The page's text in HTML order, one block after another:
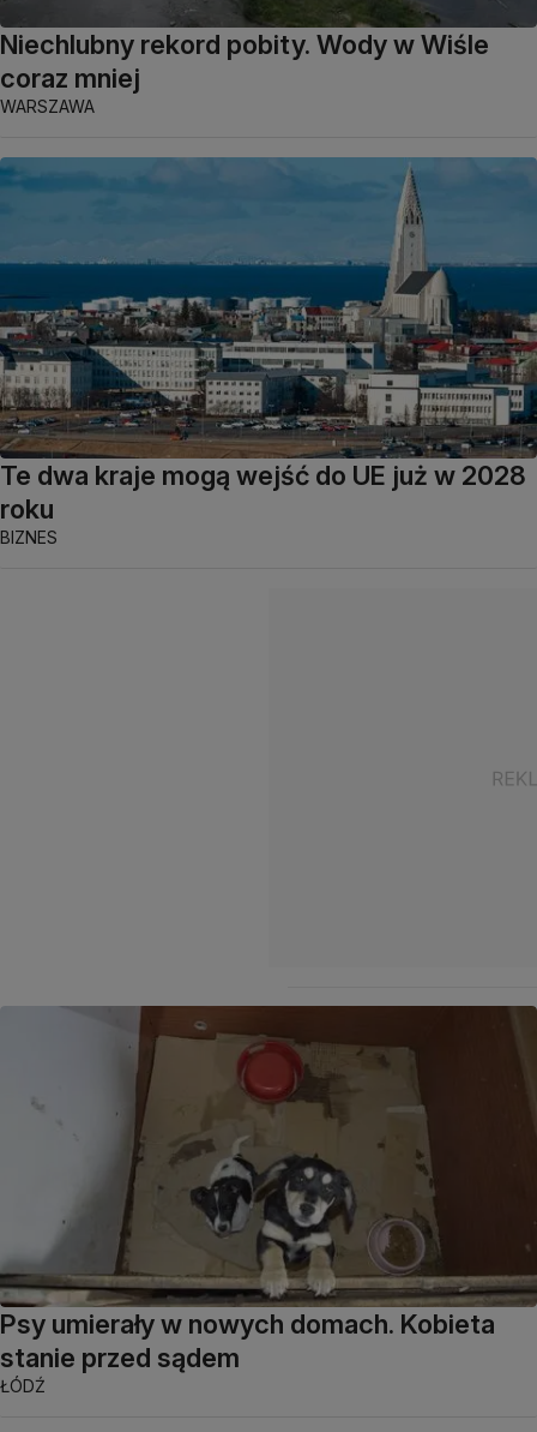
Niechlubny rekord pobity. Wody w Wiśle
coraz mniej
WARSZAWA
Te dwa kraje mogą wejść do UE już w 2028
roku
BIZNES
Psy umierały w nowych domach. Kobieta
stanie przed sądem
ŁÓDŹ